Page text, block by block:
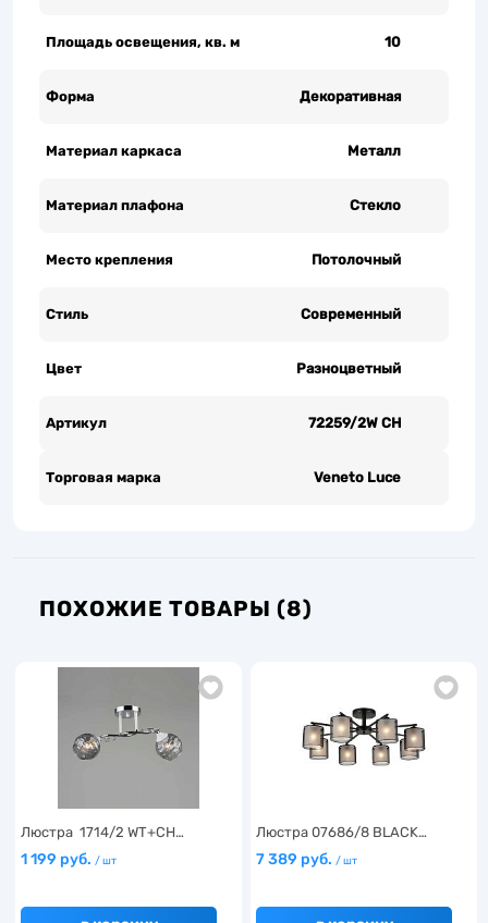
Площадь освещения, кв. м 10
Форма Декоративная
Материал каркаса Металл
Материал плафона Стекло
Место крепления Потолочный
Стиль Современный
Цвет Разноцветный
Артикул 72259/2W CH
Торговая марка Veneto Luce
ПОХОЖИЕ ТОВАРЫ (8)
Люстра 1714/2 WT+CH…
1 199 руб. / шт
Люстра 07686/8 BLACK…
7 389 руб. / шт